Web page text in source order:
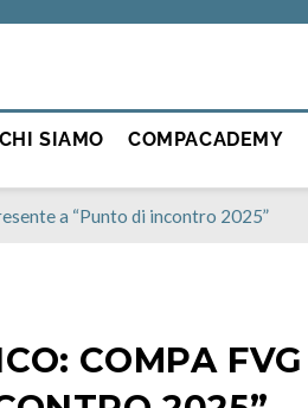
CHI SIAMO COMPACADEMY
a “Punto di incontro 2025”
COMPA FVG